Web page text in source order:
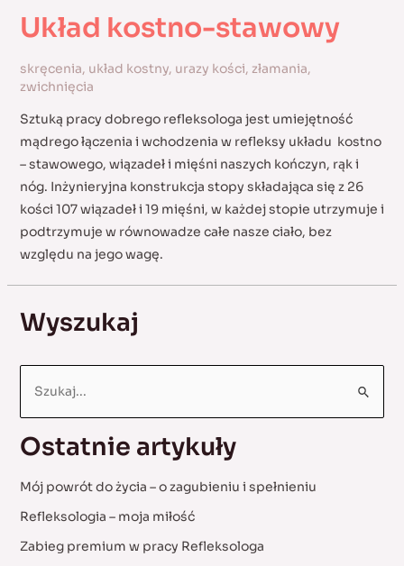
Układ kostno-stawowy
skręcenia, układ kostny, urazy kości, złamania,
zwichnięcia
Sztuką pracy dobrego refleksologa jest umiejętność
mądrego łączenia i wchodzenia w refleksy układu kostno
– stawowego, wiązadeł i mięśni naszych kończyn, rąk i
nóg. Inżynieryjna konstrukcja stopy składająca się z 26
kości 107 wiązadeł i 19 mięśni, w każdej stopie utrzymuje i
podtrzymuje w równowadze całe nasze ciało, bez
względu na jego wagę.
Wyszukaj
r
c
o
Ostatnie artykuły
Mój powrót do życia – o zagubieniu i spełnieniu
Refleksologia – moja miłość
Zabieg premium w pracy Refleksologa